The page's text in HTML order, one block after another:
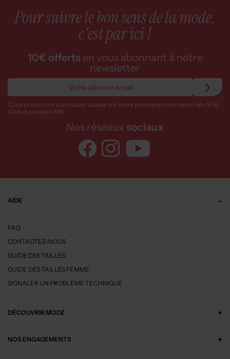
Pour suivre le bon sens de la mode,
c'est par ici !
10€ offerts en vous abonnant à notre
newsletter
Code promo non cumulable, valable sur votre première commande dès 50€
d’achat pendant 48h
Nos réseaux sociaux
AIDE
FAQ
CONTACTEZ-NOUS
GUIDE DES TAILLES
GUIDE DES TAILLES FEMME
SIGNALER UN PROBLÈME TECHNIQUE
DÉCOUVRIR MODZ
NOS ENGAGEMENTS